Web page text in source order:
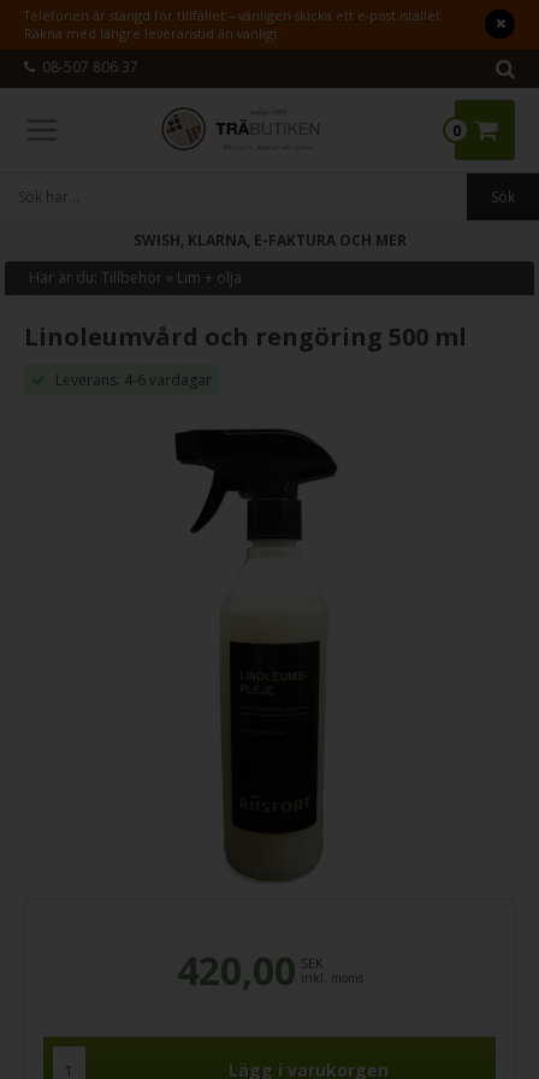
Telefonen är stängd för tillfället – vänligen skicka ett e-post istället.
Räkna med längre leveranstid än vanligt.
08-507 806 37
0
SWISH, KLARNA, E-FAKTURA OCH MER
Här är du:Tillbehör » Lim + olja
Linoleumvård och rengöring 500 ml
Leverans: 4-6 vardagar
420,00 SEK
inkl. moms